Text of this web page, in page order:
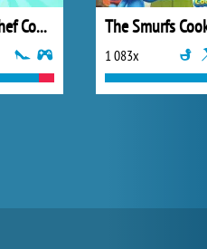
Food Truck Chef Cooking The Smurfs
1 083x